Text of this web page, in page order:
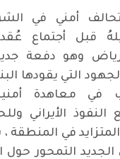
تحالف أمني في
قبل أجتماع
وهو دفعة
التي يقودها
في معاهدة
الأيراني
في المنطقة ،
الجديد التمحور حول